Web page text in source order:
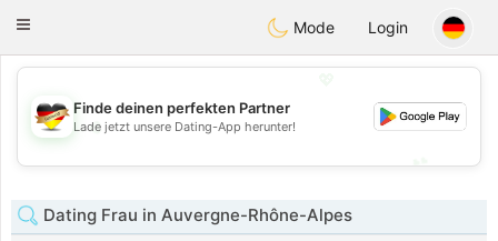
DeutschDating
Toggle
Mode Login
💖
💕
Finde deinen perfekten Partner
Lade jetzt unsere Dating-App herunter!
Dating Frau in Auvergne-Rhône-Alpes